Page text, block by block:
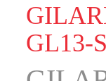
GL13-